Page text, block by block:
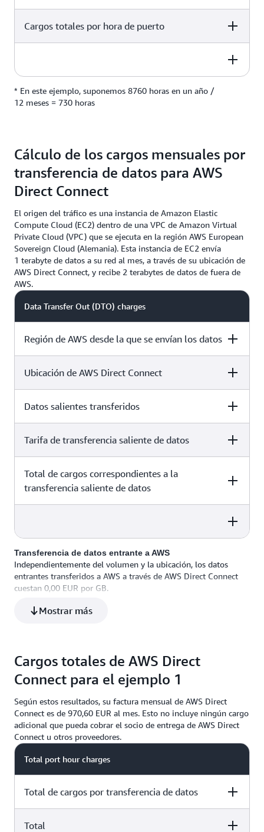
0,6513 EUR
2 locations
Cargos totales por hora de puerto
950,90 EUR al mes
2 locations
* En este ejemplo, suponemos 8760 horas en un año /
12 meses = 730 horas
Cálculo de los cargos mensuales por
transferencia de datos para AWS
Direct Connect
El origen del tráfico es una instancia de Amazon Elastic
Compute Cloud (EC2) dentro de una VPC de Amazon Virtual
Private Cloud (VPC) que se ejecuta en la región AWS European
Sovereign Cloud (Alemania). Esta instancia de EC2 envía
1 terabyte de datos a su red al mes, a través de su ubicación de
AWS Direct Connect, y recibe 2 terabytes de datos de fuera de
AWS.
Data Transfer Out (DTO) charges
Región de AWS desde la que se envían los datos
Ubicación de AWS Direct Connect
Datos salientes transferidos
1024 GB* al mes
Tarifa de transferencia saliente de datos
Total de cargos correspondientes a la
transferencia saliente de datos
20,17 EUR al mes
1024 GB × 0,02 EUR
Transferencia de datos entrante a AWS
Independientemente del volumen y la ubicación, los datos
entrantes transferidos a AWS a través de AWS Direct Connect
cuestan 0,00 EUR por GB.
Mostrar más
Cargos totales de AWS Direct
Connect para el ejemplo 1
Según estos resultados, su factura mensual de AWS Direct
Connect es de 970,60 EUR al mes. Esto no incluye ningún cargo
adicional que pueda cobrar el socio de entrega de AWS Direct
Connect u otros proveedores.
Total port hour charges
Total de cargos por transferencia de datos
€ 963.60 EUR per month
Total